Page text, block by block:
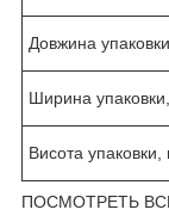
Довжина
Ширина
Висота
ПОСМОТРЕТЬ